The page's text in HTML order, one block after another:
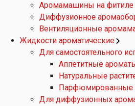
Аромамашины на фитиле
Диффузионное
Вентиляционные
Жидкости ароматические
Для самостоятельного
Аппетитные
Натуральные
Парфюмированные
Для диффузионных